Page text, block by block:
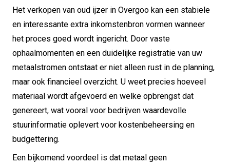
Het verkopen van oud ijzer in Overgoo kan een stabiele
en interessante extra inkomstenbron vormen wanneer
het proces goed wordt ingericht. Door vaste
ophaalmomenten en een duidelijke registratie van uw
metaalstromen ontstaat er niet alleen rust in de planning,
maar ook financieel overzicht. U weet precies hoeveel
materiaal wordt afgevoerd en welke opbrengst dat
genereert, wat vooral voor bedrijven waardevolle
stuurinformatie oplevert voor kostenbeheersing en
budgettering.
Een bijkomend voordeel is dat metaal geen